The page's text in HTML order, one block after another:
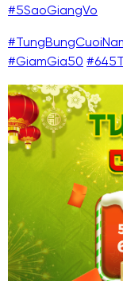
#5SaoGiangVo
#GiamGia50